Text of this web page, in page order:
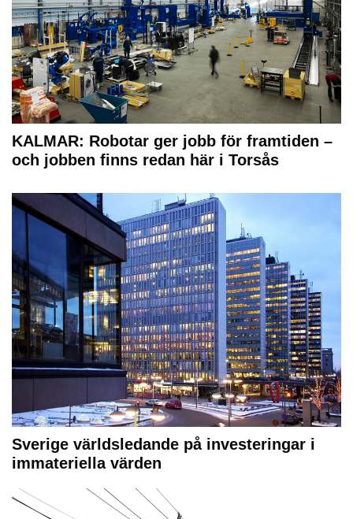
KALMAR: Robotar ger jobb för framtiden –
och jobben finns redan här i Torsås
Sverige världsledande på investeringar i
immateriella värden